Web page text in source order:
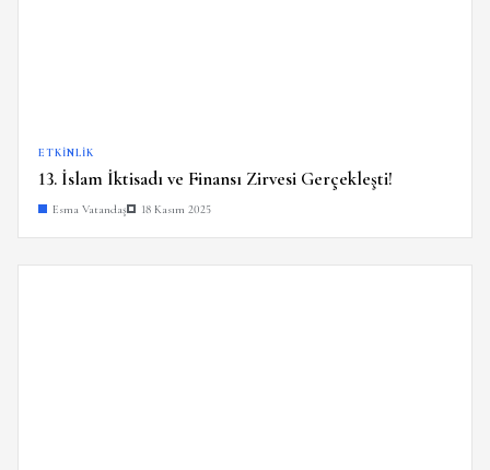
ETKINLIK
13. İslam İktisadı ve Finansı Zirvesi Gerçekleşti!
Esma Vatandaş 18 Kasım 2025